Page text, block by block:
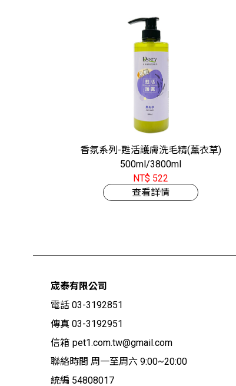
香氛系列-甦活護膚洗毛精(薰衣草)
500ml/3800ml
NT$ 522
查看詳情
宬泰有限公司
電話 03-3192851
傳真 03-3192951
信箱 pet1.com.tw@gmail.com
聯絡時間 周一至周六 9:00~20:00
統編 54808017